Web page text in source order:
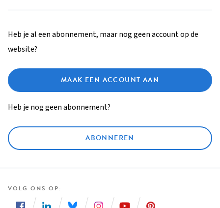
Heb je al een abonnement, maar nog geen account op de
website?
MAAK EEN ACCOUNT AAN
Heb je nog geen abonnement?
ABONNEREN
VOLG ONS OP